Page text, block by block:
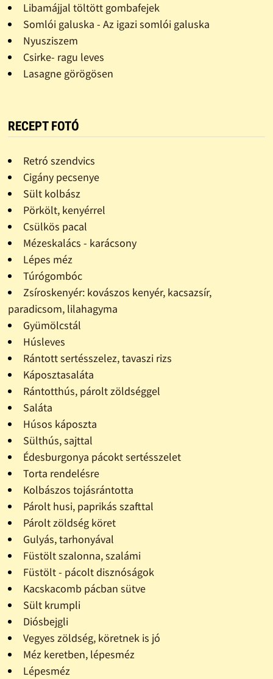
Libamájjal töltött gombafejek
Somlói galuska - Az igazi somlói galuska
Nyusziszem
Csirke- ragu leves
Lasagne görögösen
RECEPT FOTÓ
Retró szendvics
Cigány pecsenye
Sült kolbász
Pörkölt, kenyérrel
Csülkös pacal
Mézeskalács - karácsony
Lépes méz
Túrógombóc
Zsíroskenyér: kovászos kenyér, kacsazsír,
paradicsom, lilahagyma
Gyümölcstál
Húsleves
Rántott sertésszelez, tavaszi rizs
Káposztasaláta
Rántotthús, párolt zöldséggel
Saláta
Húsos káposzta
Sülthús, sajttal
Édesburgonya pácokt sertésszelet
Torta rendelésre
Kolbászos tojásrántotta
Párolt husi, paprikás szafttal
Párolt zöldség köret
Gulyás, tarhonyával
Füstölt szalonna, szalámi
Füstölt - pácolt disznóságok
Kacskacomb pácban sütve
Sült krumpli
Diósbejgli
Vegyes zöldség, köretnek is jó
Méz keretben, lépesméz
Lépesméz